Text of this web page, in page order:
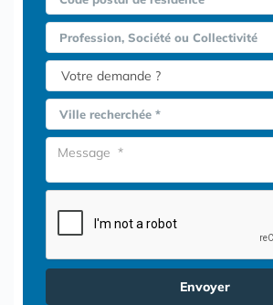
Profession, Société ou Collectivité
Ville recherchée *
Envoyer